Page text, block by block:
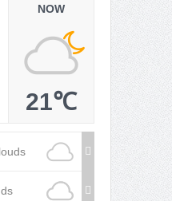
NOW
21℃